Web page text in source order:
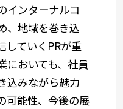
インターナルコ
、地域を巻き込
していくPRが重
においても、社員
込みながら魅力
可能性、今後の展